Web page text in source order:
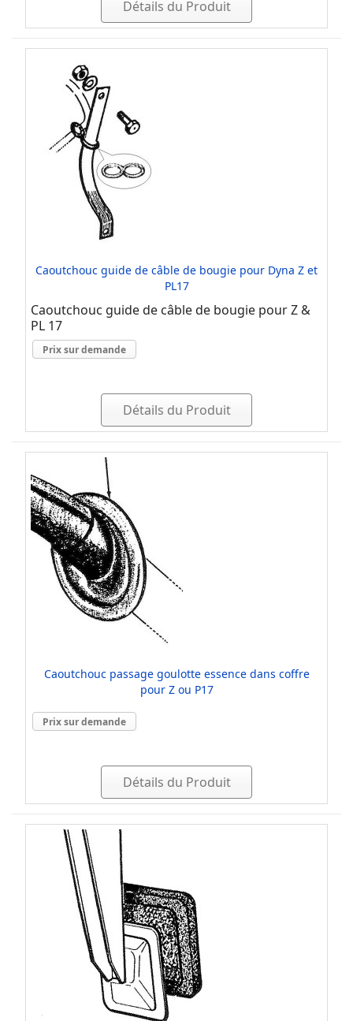
Détails du Produit
Caoutchouc guide de câble de bougie pour Dyna Z et
PL17
Caoutchouc guide de câble de bougie pour Z &
PL 17
Prix sur demande
Détails du Produit
Caoutchouc passage goulotte essence dans coffre
pour Z ou P17
Prix sur demande
Détails du Produit